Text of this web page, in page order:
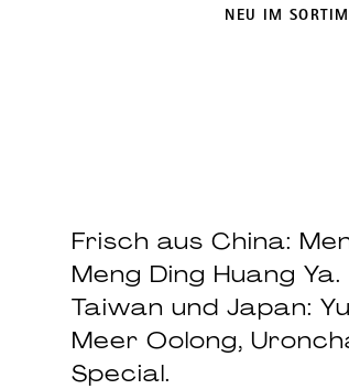
NEU IM
Frisch aus China:
Meng Ding Huang
Taiwan und Japan:
Meer Oolong,
Special.